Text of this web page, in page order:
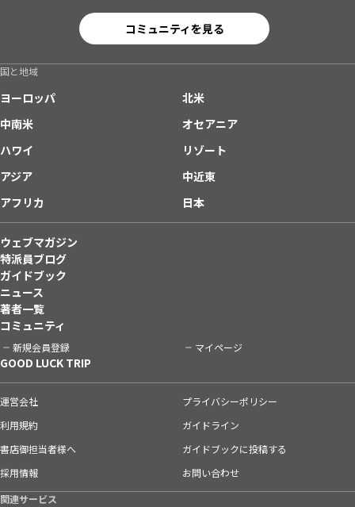
コミュニティを見る
国と地域
ヨーロッパ
北米
中南米
オセアニア
ハワイ
リゾート
アジア
中近東
アフリカ
日本
ウェブマガジン
特派員ブログ
ガイドブック
ニュース
著者一覧
コミュニティ
新規会員登録 マイページ
GOOD LUCK TRIP
運営会社
プライバシーポリシー
利用規約
ガイドライン
書店御担当者様へ
ガイドブックに投稿する
採用情報
お問い合わせ
関連サービス